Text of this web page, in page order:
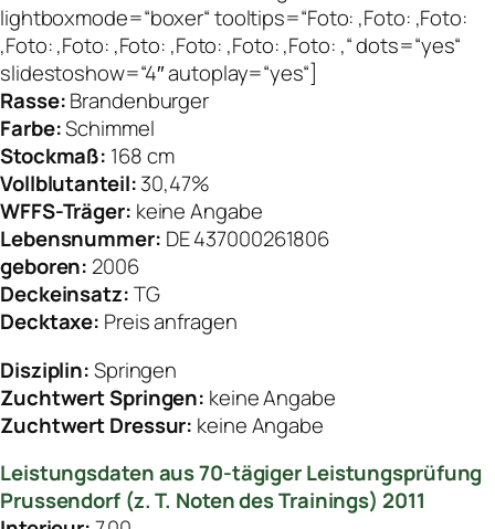
lightboxmode=“boxer“ tooltips=“Foto: ,Foto: ,Foto:
,Foto: ,Foto: ,Foto: ,Foto: ,Foto: ,Foto: ,“ dots=“yes“
slidestoshow=“4″ autoplay=“yes“]
Rasse:Brandenburger
Farbe:Schimmel
Stockmaß: 168 cm
Vollblutanteil:30,47%
WFFS-Träger: keine Angabe
Lebensnummer: DE 437000261806
geboren: 2006
Deckeinsatz:TG
Decktaxe: Preis anfragen
Disziplin:Springen
Zuchtwert Springen: keine Angabe
Zuchtwert Dressur: keine Angabe
Leistungsdaten aus 70-tägiger Leistungsprüfung
Prussendorf (z. T. Noten des Trainings) 2011